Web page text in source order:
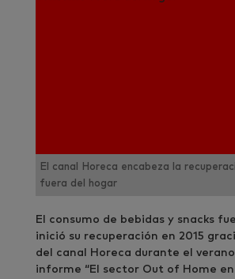
El canal Horeca encabeza la
fuera del hogar
El consumo de bebidas y snacks
inició su recuperación en 2015
del canal Horeca durante el
informe “El sector Out of Home en